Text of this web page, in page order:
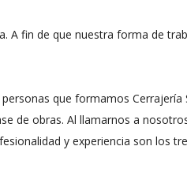
fin de que nuestra forma de
que formamos
de obras. Al llamarnos a
y experiencia son los